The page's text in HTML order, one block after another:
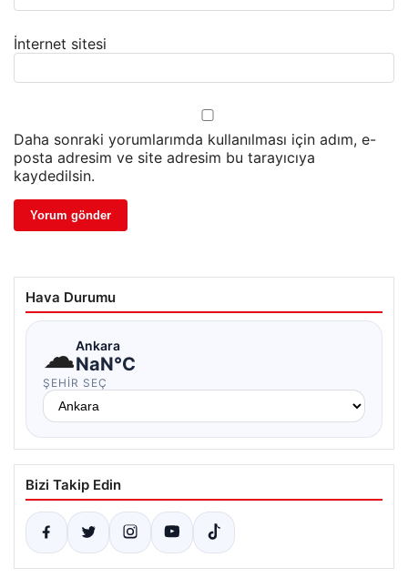
İnternet sitesi
Daha sonraki yorumlarımda kullanılması için adım, e-
posta adresim ve site adresim bu tarayıcıya
kaydedilsin.
Hava Durumu
☁Ankara
NaN°C
ŞEHIR SEÇ
Bizi Takip Edin